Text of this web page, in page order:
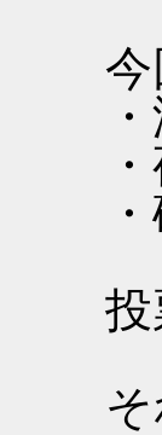
今
・
・
・
投
そ